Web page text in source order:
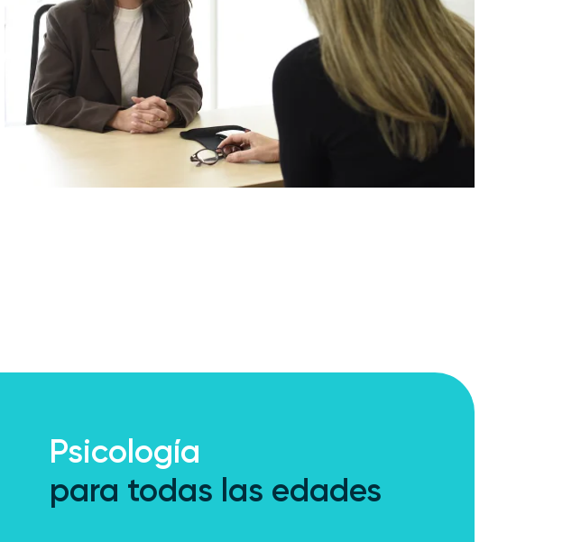
Psicología
para todas las edades